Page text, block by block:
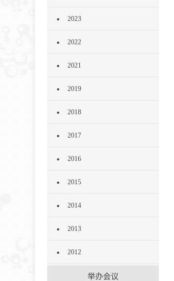
2023
2022
2021
2019
2018
2017
2016
2015
2014
2013
2012
举办会议